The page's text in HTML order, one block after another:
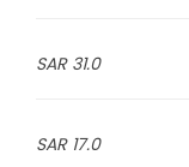
31.0 SAR
17.0 SAR